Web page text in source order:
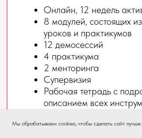
ЗАБРОНИРОВАТЬ
КУПИТЬ
коучингу
Мы обрабатываем cookies, чтобы сделать сайт лучше.